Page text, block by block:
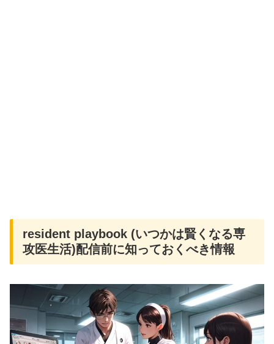
resident playbook (いつかは賢くなる専
攻医生活)配信前に知っておくべき情報